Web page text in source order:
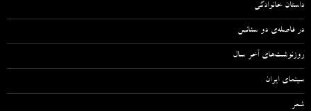
داستان خانوادگی
در فاصله‌ی دو سئانس
روزنوشت‌های آخر سال
سینمای ایران
شعر